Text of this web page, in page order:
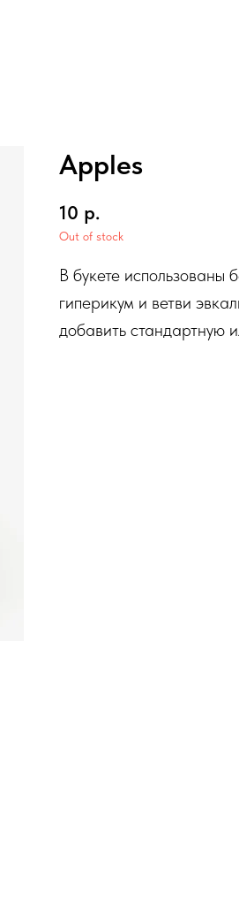
Apples
10 р.
Out of stock
В букете использованы
гиперикум и ветви
добавить стандартную